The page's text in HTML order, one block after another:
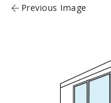
Previous Image